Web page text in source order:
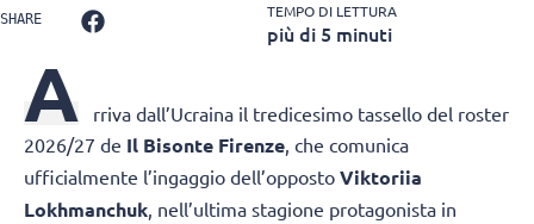
SHARE TEMPO DI LETTURA
più di 5 minuti
A
rriva dall’Ucraina il tredicesimo tassello del roster
2026/27 de Il Bisonte Firenze, che comunica
ufficialmente l’ingaggio dell’opposto Viktoriia
Lokhmanchuk, nell’ultima stagione protagonista in